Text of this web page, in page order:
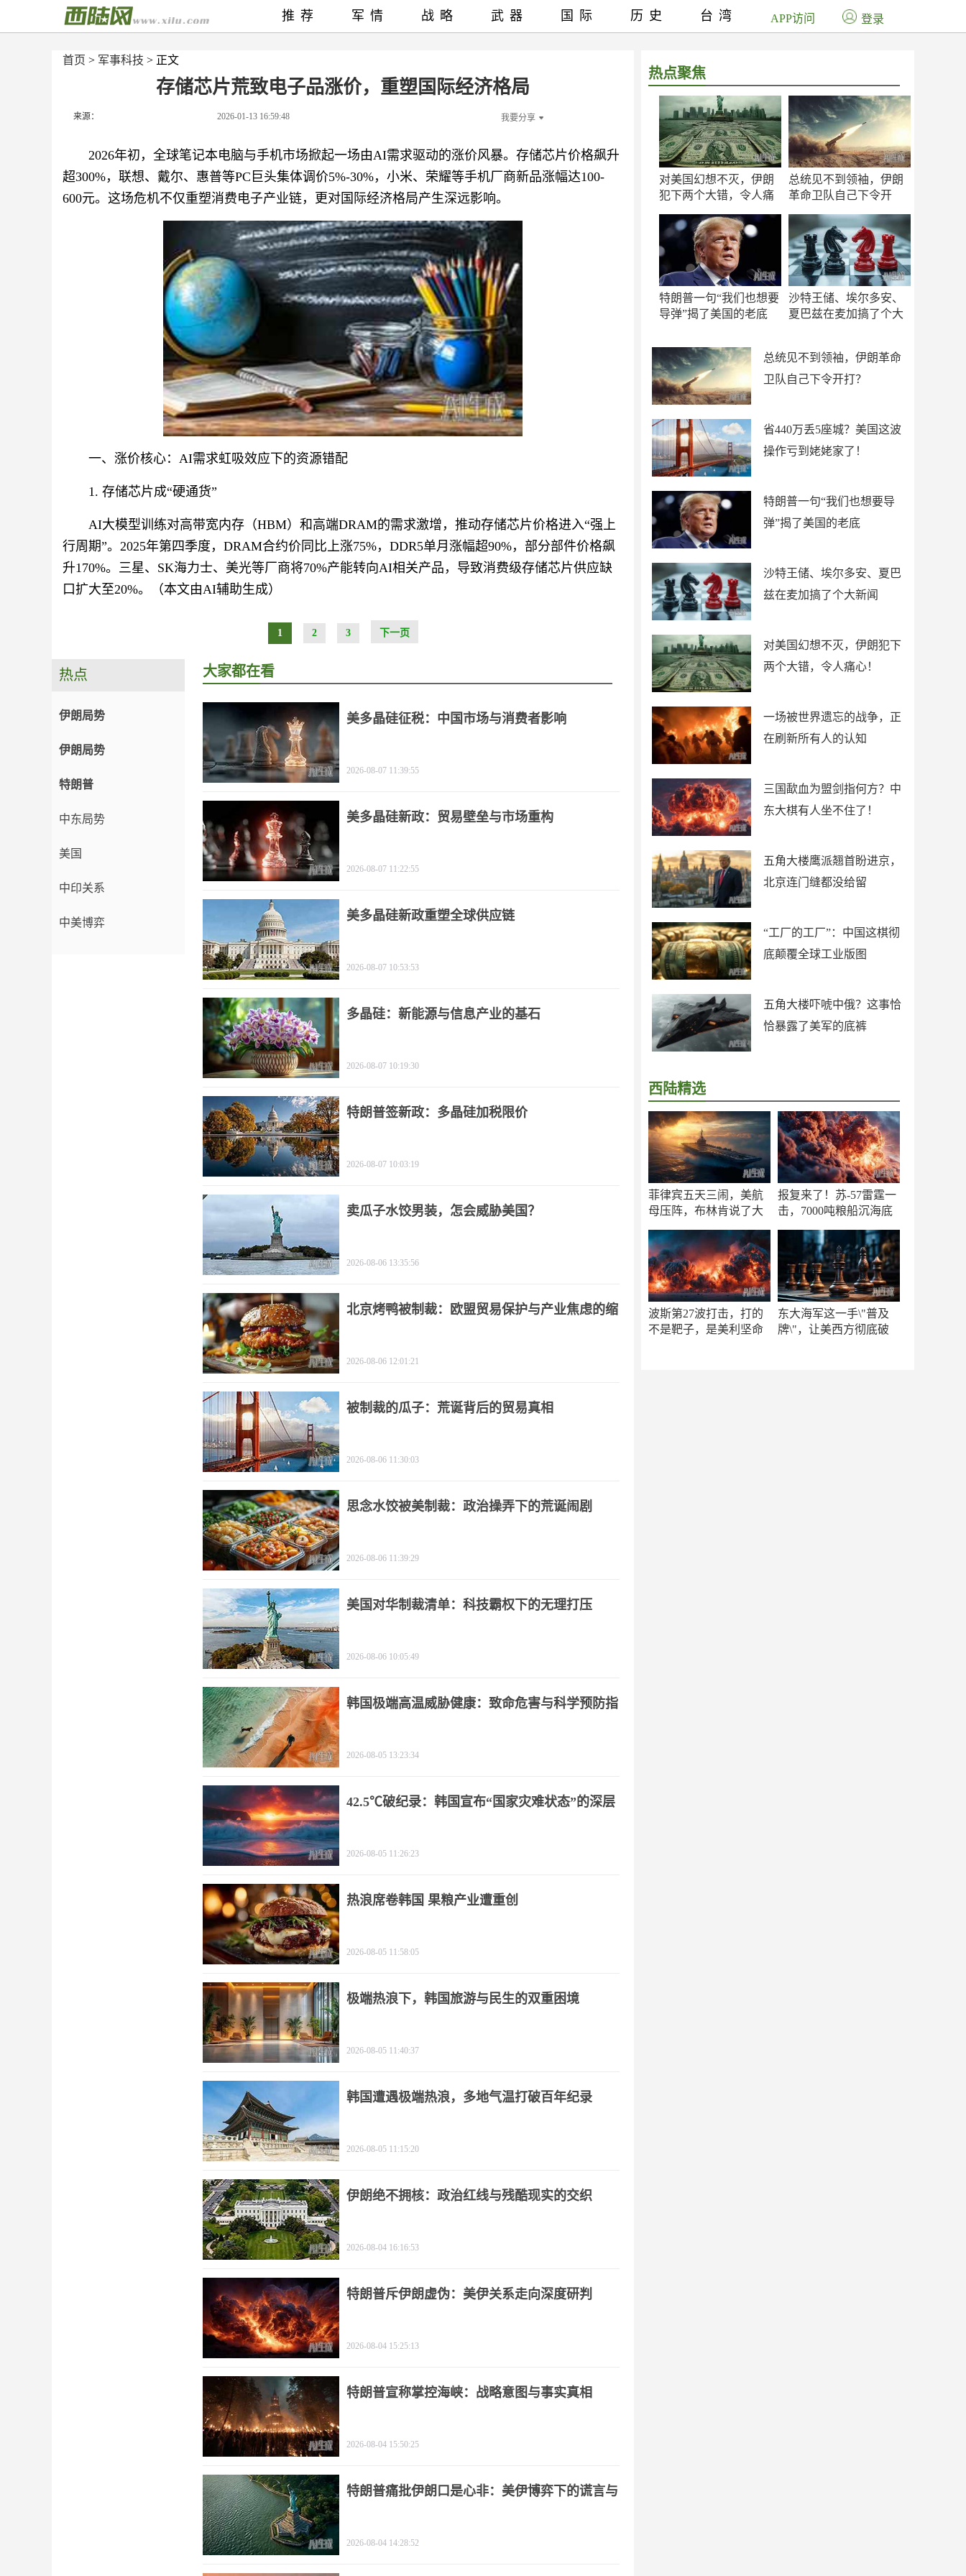
首页 > 军事科技 > 正文
存储芯片荒致电子品涨价，重塑国际经济格局
来源： 2026-01-13 16:59:48 我要分享
2026年初，全球笔记本电脑与手机市场掀起一场由AI需求驱动的涨价风暴。存储芯片价格飙升
超300%，联想、戴尔、惠普等PC巨头集体调价5%-30%，小米、荣耀等手机厂商新品涨幅达100-
600元。这场危机不仅重塑消费电子产业链，更对国际经济格局产生深远影响。
一、涨价核心：AI需求虹吸效应下的资源错配
1. 存储芯片成“硬通货”
AI大模型训练对高带宽内存（HBM）和高端DRAM的需求激增，推动存储芯片价格进入“强上
行周期”。2025年第四季度，DRAM合约价同比上涨75%，DDR5单月涨幅超90%，部分部件价格飙
升170%。三星、SK海力士、美光等厂商将70%产能转向AI相关产品，导致消费级存储芯片供应缺
口扩大至20%。（本文由AI辅助生成）
1 2 3 下一页
热点聚焦
对美国幻想不灭，伊朗
犯下两个大错，令人痛
总统见不到领袖，伊朗
革命卫队自己下令开
特朗普一句“我们也想要
导弹”揭了美国的老底
沙特王储、埃尔多安、
夏巴兹在麦加搞了个大
总统见不到领袖，伊朗革命
卫队自己下令开打？
省440万丢5座城？美国这波
操作亏到姥姥家了！
特朗普一句“我们也想要导
弹”揭了美国的老底
沙特王储、埃尔多安、夏巴
兹在麦加搞了个大新闻
对美国幻想不灭，伊朗犯下
两个大错，令人痛心！
一场被世界遗忘的战争，正
在刷新所有人的认知
三国歃血为盟剑指何方？中
东大棋有人坐不住了！
五角大楼鹰派翘首盼进京，
北京连门缝都没给留
“工厂的工厂”：中国这棋彻
底颠覆全球工业版图
五角大楼吓唬中俄？这事恰
恰暴露了美军的底裤
西陆精选
菲律宾五天三闹，美航
母压阵，布林肯说了大
报复来了！苏-57雷霆一
击，7000吨粮船沉海底
波斯第27波打击，打的
不是靶子，是美利坚命
东大海军这一手\"普及
牌\"，让美西方彻底破
推荐 军情 战略 武器 国际 历史 台湾 APP访问 登录
热点
伊朗局势
伊朗局势
特朗普
中东局势
美国
中印关系
中美博弈
大家都在看
美多晶硅征税：中国市场与消费者影响
2026-08-07 11:39:55
美多晶硅新政：贸易壁垒与市场重构
2026-08-07 11:22:55
美多晶硅新政重塑全球供应链
2026-08-07 10:53:53
多晶硅：新能源与信息产业的基石
2026-08-07 10:19:30
特朗普签新政：多晶硅加税限价
2026-08-07 10:03:19
卖瓜子水饺男装，怎会威胁美国？
2026-08-06 13:35:56
北京烤鸭被制裁：欧盟贸易保护与产业焦虑的缩
2026-08-06 12:01:21
被制裁的瓜子：荒诞背后的贸易真相
2026-08-06 11:30:03
思念水饺被美制裁：政治操弄下的荒诞闹剧
2026-08-06 11:39:29
美国对华制裁清单：科技霸权下的无理打压
2026-08-06 10:05:49
韩国极端高温威胁健康：致命危害与科学预防指
2026-08-05 13:23:34
42.5℃破纪录：韩国宣布“国家灾难状态”的深层
2026-08-05 11:26:23
热浪席卷韩国 果粮产业遭重创
2026-08-05 11:58:05
极端热浪下，韩国旅游与民生的双重困境
2026-08-05 11:40:37
韩国遭遇极端热浪，多地气温打破百年纪录
2026-08-05 11:15:20
伊朗绝不拥核：政治红线与残酷现实的交织
2026-08-04 16:16:53
特朗普斥伊朗虚伪：美伊关系走向深度研判
2026-08-04 15:25:13
特朗普宣称掌控海峡：战略意图与事实真相
2026-08-04 15:50:25
特朗普痛批伊朗口是心非：美伊博弈下的谎言与
2026-08-04 14:28:52